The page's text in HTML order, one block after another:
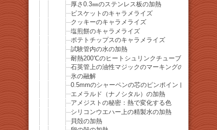
厚さ0.3㎜のステンレス板の加熱
ビスケットのキャラメライズ
クッキーのキャラメライズ
塩煎餅のキャラメライズ
ポテトチップスのキャラメライズ
試験管内の水の加熱
耐熱200℃のヒートシュリンクチューブの収縮
石英管上の油性マジックのマーキングの除去
氷の融解
0.5mmのシャーペンの芯のピンポイント加熱
エメラルド（ナノシタル）の加熱
アメジストの秘密：熱で変化する色
シリコンウエハー上の精製水の加熱
貝殻の加熱